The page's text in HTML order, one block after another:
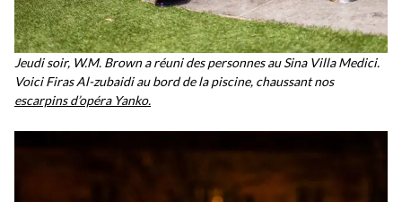
Jeudi soir, W.M. Brown a réuni des personnes au Sina Villa Medici.
Voici Firas Al-zubaidi au bord de la piscine, chaussant nos
escarpins d’opéra Yanko.